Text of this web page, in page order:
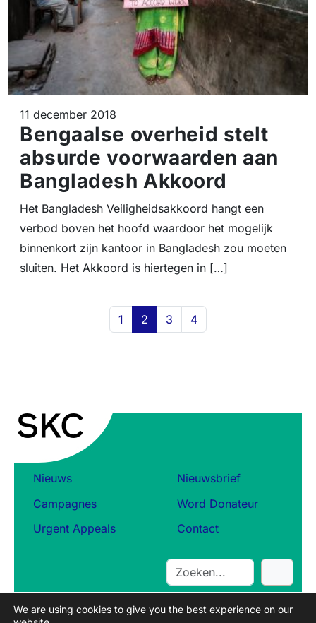
11 december 2018
Bengaalse overheid stelt
absurde voorwaarden aan
Bangladesh Akkoord
Het Bangladesh Veiligheidsakkoord hangt een
verbod boven het hoofd waardoor het mogelijk
binnenkort zijn kantoor in Bangladesh zou moeten
sluiten. Het Akkoord is hiertegen in […]
Page
1 Current Page
2 Page
3 Page
4
Nieuws
Campagnes
Urgent Appeals
Nieuwsbrief
Word Donateur
Contact
S
e
r
We are using cookies to give you the best experience on our